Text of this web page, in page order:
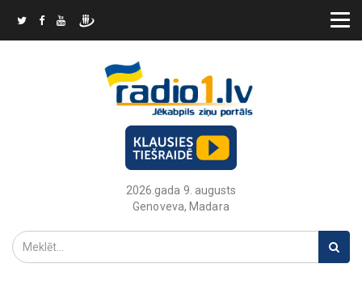
2026.gada 9. augusts
Genoveva, Madara